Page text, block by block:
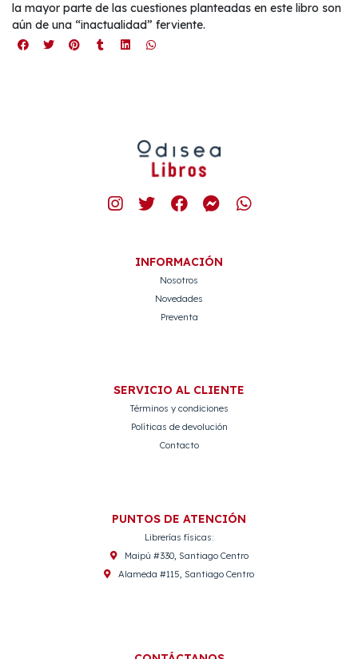
la mayor parte de las cuestiones planteadas en este libro son
aún de una “inactualidad” ferviente.
INFORMACIÓN
Nosotros
Novedades
Preventa
SERVICIO AL CLIENTE
Términos y condiciones
Políticas de devolución
Contacto
PUNTOS DE ATENCIÓN
Librerías físicas:
Maipú #330, Santiago Centro
Alameda #115, Santiago Centro